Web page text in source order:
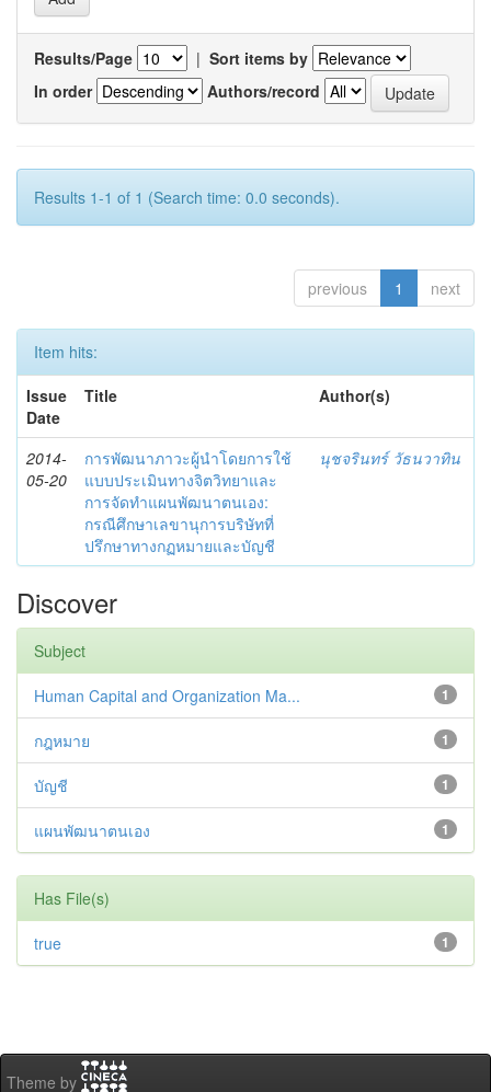
Results/Page | Sort items by
In order
Authors/record
Results 1-1 of 1 (Search time: 0.0 seconds).
previous 1 next
Item hits:
Issue
Date
Title Author(s)
2014-
05-20
การพัฒนาภาวะผู้นำโดยการใช้
แบบประเมินทางจิตวิทยาและ
การจัดทำแผนพัฒนาตนเอง:
กรณีศึกษาเลขานุการบริษัทที่
ปรึกษาทางกฏหมายและบัญชี
นุชจรินทร์ วัธนวาทิน
Discover
Subject
1
Human Capital and Organization Ma...
1
กฎหมาย
1
บัญชี
1
แผนพัฒนาตนเอง
Has File(s)
1
true
Theme by